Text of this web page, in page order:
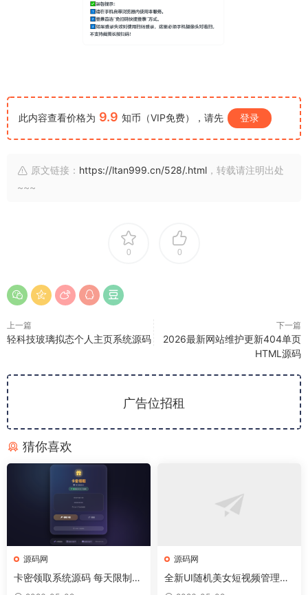
此内容查看价格为 9.9 知币（VIP免费），请先 登录
原文链接： https://ltan999.cn/528/.html ，转载请注明出处
~~~
0 0
上一篇
轻科技玻璃拟态个人主页系统源码
下一篇
2026最新网站维护更新404单页
HTML源码
广告位招租
猜你喜欢
源码网
卡密领取系统源码 每天限制领
取次数
源码网
全新UI随机美女短视频管理系
统源码_带后台运营版